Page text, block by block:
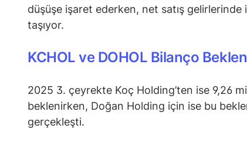
düşüşe işaret ederken, net satış gelirlerinde
taşıyor.
KCHOL ve DOHOL Bilanço
2025 3. çeyrekte Koç Holding’ten ise 9,26
beklenirken, Doğan Holding için ise bu
gerçekleşti.